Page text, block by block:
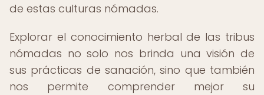
de estas culturas nómadas.
Explorar el conocimiento herbal de las tribus
nómadas no solo nos brinda una visión de
sus prácticas de sanación, sino que también
nos permite comprender mejor su